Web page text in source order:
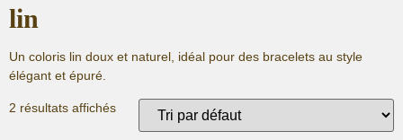
contenu
lin
Un coloris lin doux et naturel, idéal pour des bracelets au style
élégant et épuré.
2 résultats affichés